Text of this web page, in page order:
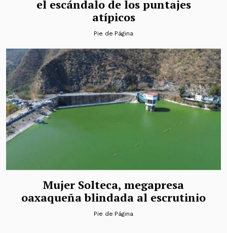
el escándalo de los puntajes
atípicos
Pie de Página
Mujer Solteca, megapresa
oaxaqueña blindada al escrutinio
Pie de Página